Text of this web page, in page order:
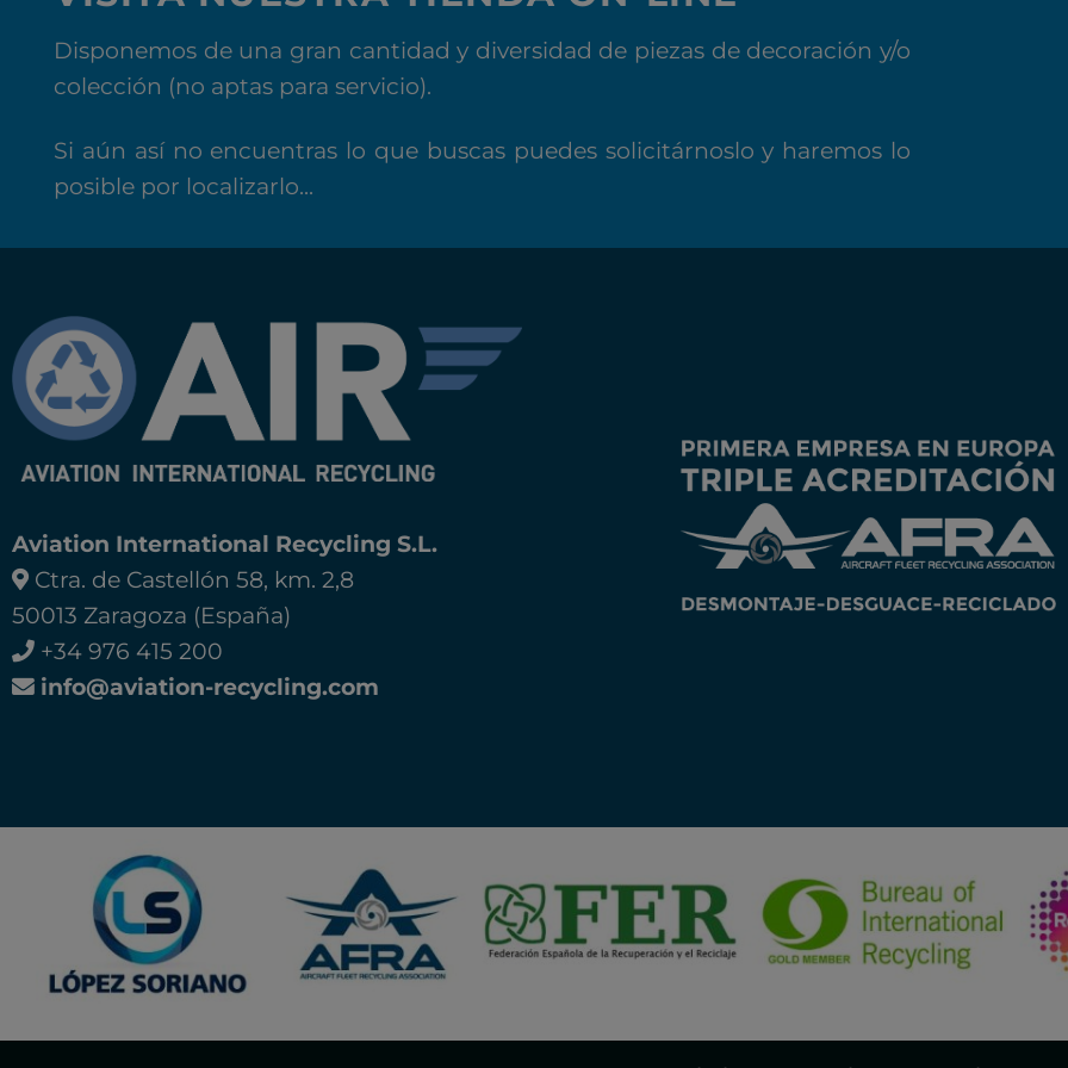
Disponemos de una gran cantidad y diversidad de piezas de decoración y/o
colección (no aptas para servicio).
Si aún así no encuentras lo que buscas puedes solicitárnoslo y haremos lo
posible por localizarlo...
Aviation International Recycling S.L.
Ctra. de Castellón 58, km. 2,8
50013 Zaragoza (España)
+34 976 415 200
info@aviation-recycling.com